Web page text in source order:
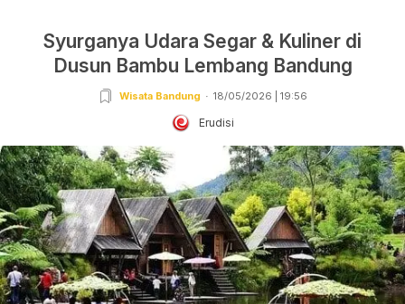
Syurganya Udara Segar & Kuliner di
Dusun Bambu Lembang Bandung
Wisata Bandung 18/05/2026 | 19:56
Erudisi